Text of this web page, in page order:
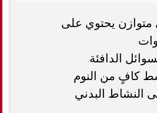
يحتوي على
الدافئة
كافٍ من النوم
النشاط البدني